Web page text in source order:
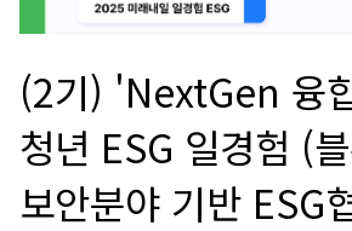
(2기) 'NextGen 융
청년 ESG 일경험 (
보안분야 기반 ESG